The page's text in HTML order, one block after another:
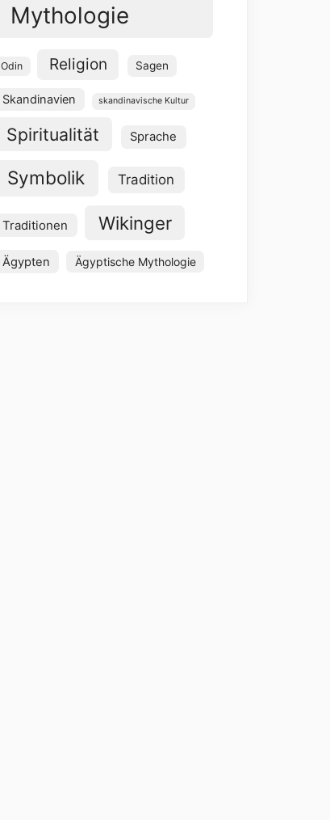
Mythologie
Odin Religion Sagen
Skandinavien skandinavische Kultur
Spiritualität Sprache
Symbolik Tradition
Traditionen Wikinger
Ägypten Ägyptische Mythologie